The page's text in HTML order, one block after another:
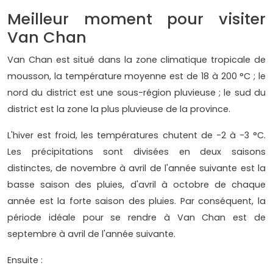
Meilleur moment pour visiter
Van Chan
Van Chan est situé dans la zone climatique tropicale de
mousson, la température moyenne est de 18 à 200 °C ; le
nord du district est une sous-région pluvieuse ; le sud du
district est la zone la plus pluvieuse de la province.
L'hiver est froid, les températures chutent de -2 à -3 °C.
Les précipitations sont divisées en deux saisons
distinctes, de novembre à avril de l'année suivante est la
basse saison des pluies, d'avril à octobre de chaque
année est la forte saison des pluies. Par conséquent, la
période idéale pour se rendre à Van Chan est de
septembre à avril de l'année suivante.
Ensuite :